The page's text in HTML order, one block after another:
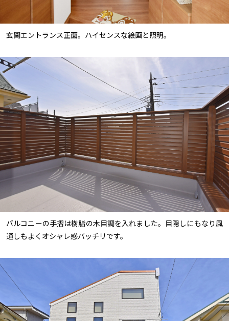
玄関エントランス正面。ハイセンスな絵画と照明。
バルコニーの手摺は樹脂の木目調を入れました。目隠しにもなり風
通しもよくオシャレ感バッチリです。